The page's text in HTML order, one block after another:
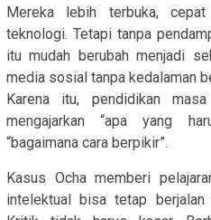
Mereka lebih terbuka,
teknologi. Tetapi tanpa
itu mudah berubah menjadi
media sosial tanpa kedalaman
Karena itu, pendidikan
mengajarkan “apa yang
“bagaimana cara berpikir”.
Kasus Ocha memberi
intelektual bisa tetap berjalan